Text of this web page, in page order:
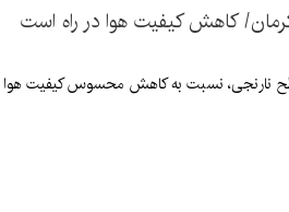
کاهش کیفیت هوا در راه است
نارنجی، نسبت به کاهش محسوس کیفیت هوا